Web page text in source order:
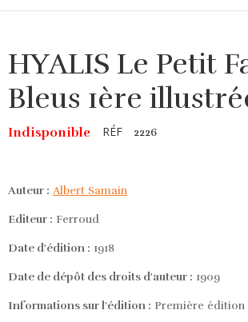
HYALIS Le Petit
Bleus 1ère
Indisponible RÉF 2226
Auteur : Albert Samain
Editeur : Ferroud
Date d'édition : 1918
Date de dépôt des droits d'auteur : 1909
Informations sur l'édition : Première édition